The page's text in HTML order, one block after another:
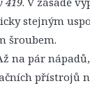
stejným
šroubem.
na pár
přístrojů